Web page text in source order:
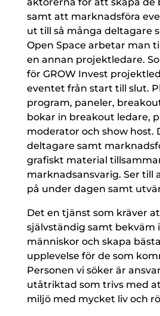
samt att marknadsföra
ut till så många deltagare
Open Space arbetar man
en annan projektledare.
för GROW Invest
eventet från start till slut.
program, paneler,
bokar in breakout ledare,
moderator och show host.
deltagare samt
grafiskt material
marknadsansvarig. Ser till
på under dagen samt
Det en tjänst som kräver
självständig samt bekväm
människor och skapa
upplevelse för de som
Personen vi söker är
utåtriktad som trivs med
miljö med mycket liv och